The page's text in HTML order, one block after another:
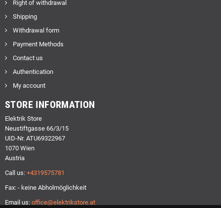
Right of withdrawal
Shipping
Withdrawal form
Payment Methods
Contact us
Authentication
My account
STORE INFORMATION
Elektrik Store
Neustiftgasse 66/3/15
UID-Nr. ATU69322967
1070 Wien
Austria
Call us: +4319575781
Fax: - keine Abholmöglichkeit
Email us: office@elektrikstore.at